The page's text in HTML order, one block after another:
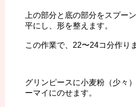
上の部分と底の部分をスプー
平にし、形を整えます。
この作業で、22〜24コ分作り
グリンピースに小麦粉（少々
ーマイにのせます。